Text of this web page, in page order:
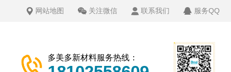
网站地图 关注微信 联系我们 服务QQ
多美多新材料服务热线：